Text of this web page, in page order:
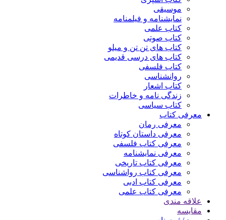
موسیقی
نمایشنامه و فیلمنامه
کتاب علمی
کتاب صوتی
کتاب های تن تن و میلو
کتاب های درسی قدیمی
کتاب فلسفی
روانشناسی
کتاب اشعار
زندگی نامه و خاطرات
کتاب سیاسی
معرفی کتاب
معرفی رمان
معرفی داستان کوتاه
معرفی کتاب فلسفی
معرفی نمایشنامه
معرفی کتاب تاریخی
معرفی کتاب رواشناسی
معرفی کتاب ادبی
معرفی کتاب علمی
علاقه مندی
مقایسه